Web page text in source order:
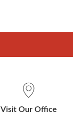
Visit Our Office